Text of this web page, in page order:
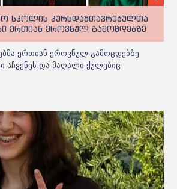
სკოლის კურსდამთავრებულთა
ერთიან ეროვნულ გამოცდებზე
ერთიან ეროვნულ გამოცდებზე
აჩვენეს და მაღალი ქულებიც